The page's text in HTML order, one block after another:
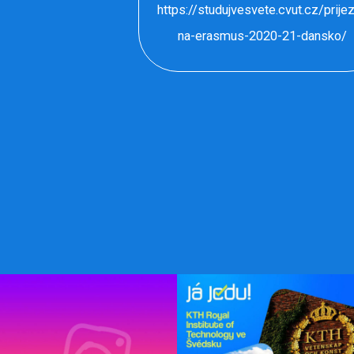
https://studujvesvete.cvut.cz/
na-erasmus-2020-21-dansko/